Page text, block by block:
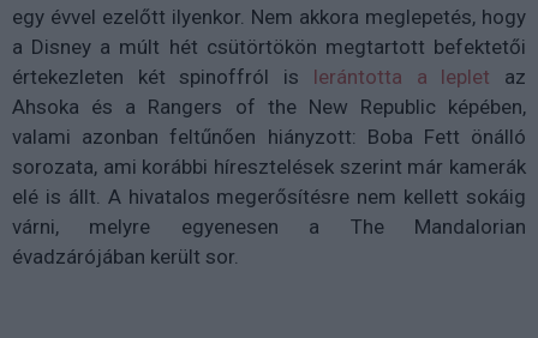
egy évvel ezelőtt ilyenkor. Nem akkora meglepetés, hogy
a Disney a múlt hét csütörtökön megtartott befektetői
értekezleten két spinoffról is lerántotta a leplet az
Ahsoka és a Rangers of the New Republic képében,
valami azonban feltűnően hiányzott: Boba Fett önálló
sorozata, ami korábbi híresztelések szerint már kamerák
elé is állt. A hivatalos megerősítésre nem kellett sokáig
várni, melyre egyenesen a The Mandalorian
évadzárójában került sor.